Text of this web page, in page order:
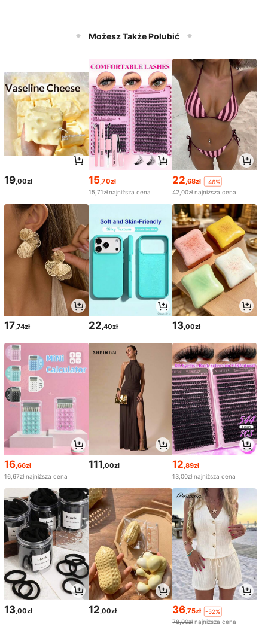
Możesz Także Polubić
19 ,00zł 15 ,70zł
15,71złnajniższa cena
22 ,68zł
-46%
42,00zł najniższa cena
17,74zł 22,40zł 13,00zł
16,66zł
16,67zł najniższa cena
111,00zł 12,89zł
13,00zł najniższa cena
13,00zł 12,00zł 36,75zł
-52%
78,00zł najniższa cena